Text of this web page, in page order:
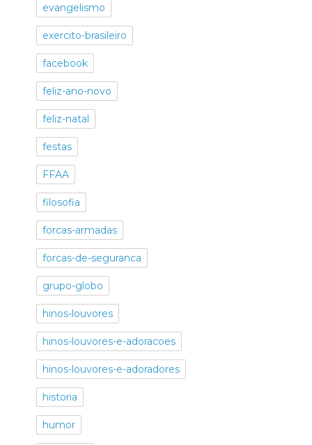
evangelismo
exercito-brasileiro
facebook
feliz-ano-novo
feliz-natal
festas
FFAA
filosofia
forcas-armadas
forcas-de-seguranca
grupo-globo
hinos-louvores
hinos-louvores-e-adoracoes
hinos-louvores-e-adoradores
historia
humor